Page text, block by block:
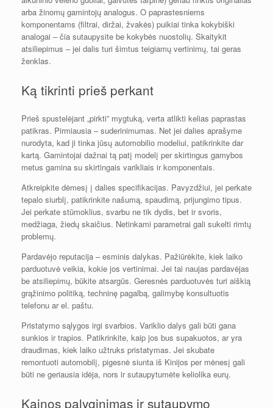
arba žinomų gamintojų analogus. O paprastesniems
komponentams (filtrai, diržai, žvakės) puikiai tinka kokybiški
analogai – čia sutaupysite be kokybės nuostolių. Skaitykit
atsiliepimus – jei dalis turi šimtus teigiamų vertinimų, tai geras
ženklas.
Ką tikrinti prieš perkant
Prieš spustelėjant „pirkti” mygtuką, verta atlikti kelias paprastas
patikras. Pirmiausia – suderinimumas. Net jei dalies aprašyme
nurodyta, kad ji tinka jūsų automobilio modeliui, patikrinkite dar
kartą. Gamintojai dažnai tą patį modelį per skirtingus gamybos
metus gamina su skirtingais varikliais ir komponentais.
Atkreipkite dėmesį į dalies specifikacijas. Pavyzdžiui, jei perkate
tepalo siurblį, patikrinkite našumą, spaudimą, prijungimo tipus.
Jei perkate stūmoklius, svarbu ne tik dydis, bet ir svoris,
medžiaga, žiedų skaičius. Netinkami parametrai gali sukelti rimtų
problemų.
Pardavėjo reputacija – esminis dalykas. Pažiūrėkite, kiek laiko
parduotuvė veikia, kokie jos vertinimai. Jei tai naujas pardavėjas
be atsiliepimų, būkite atsargūs. Geresnės parduotuvės turi aiškią
grąžinimo politiką, techninę pagalbą, galimybę konsultuotis
telefonu ar el. paštu.
Pristatymo sąlygos irgi svarbios. Variklio dalys gali būti gana
sunkios ir trapios. Patikrinkite, kaip jos bus supakuotos, ar yra
draudimas, kiek laiko užtruks pristatymas. Jei skubate
remontuoti automobilį, pigesnė siunta iš Kinijos per mėnesį gali
būti ne geriausia idėja, nors ir sutaupytumėte keliolika eurų.
Kainos palyginimas ir sutaupymo